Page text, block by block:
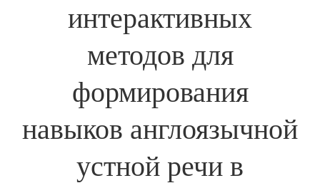
интерактивных
методов для
формирования
навыков англоязычной
устной речи в